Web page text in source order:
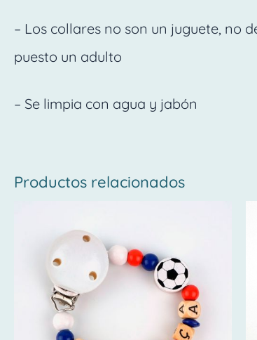
– Los collares no son un juguete, no
puesto un adulto
– Se limpia con agua y jabón
Productos relacionados